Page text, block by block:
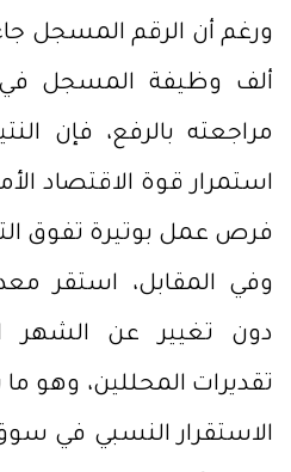
ألف وظيفة المسجل
مراجعته بالرفع، فإن
استمرار قوة الاقتصاد
فرص عمل بوتيرة تفوق
دون تغيير عن الشهر
تقديرات المحللين، وهو
الاستقرار النسبي في